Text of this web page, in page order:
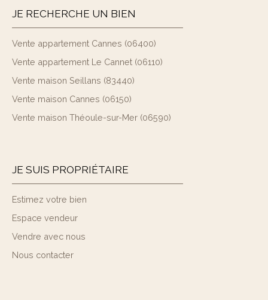
JE RECHERCHE UN BIEN
Vente appartement Cannes (06400)
Vente appartement Le Cannet (06110)
Vente maison Seillans (83440)
Vente maison Cannes (06150)
Vente maison Théoule-sur-Mer (06590)
JE SUIS PROPRIÉTAIRE
Estimez votre bien
Espace vendeur
Vendre avec nous
Nous contacter